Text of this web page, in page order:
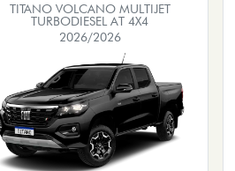
TITANO VOLCANO MULTIJET
TURBODIESEL AT 4X4
2026/2026